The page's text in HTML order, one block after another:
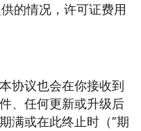
的情况，许可证费用
协议也会在你接收到
、任何更新或升级后
满或在此终止时（“期